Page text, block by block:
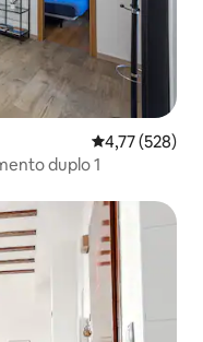
4,77 de uma
4,77 (528)
duplo 1